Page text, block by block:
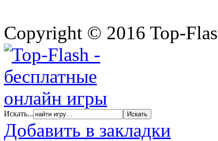
Copyright © 2016 Top-
Искать...
Добавить в закладки